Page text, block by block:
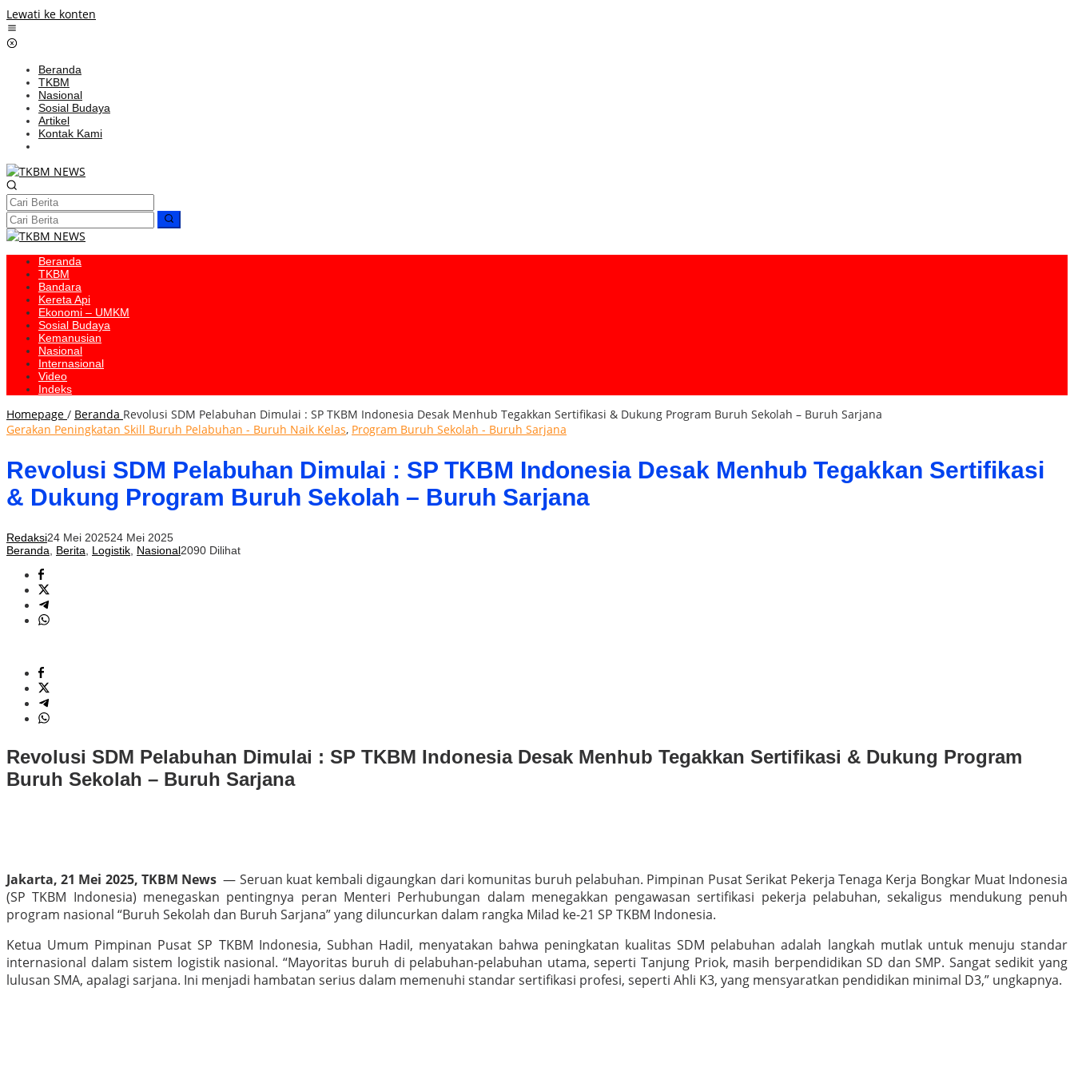
Lewati ke konten
Beranda
TKBM
Nasional
Sosial Budaya
Artikel
Kontak Kami
Beranda
TKBM
Bandara
Kereta Api
Ekonomi – UMKM
Sosial Budaya
Kemanusian
Nasional
Internasional
Video
Indeks
Homepage / Beranda Revolusi SDM Pelabuhan Dimulai : SP TKBM Indonesia Desak Menhub Tegakkan Sertifikasi & Dukung Program Buruh Sekolah – Buruh Sarjana
Gerakan Peningkatan Skill Buruh Pelabuhan - Buruh Naik Kelas, Program Buruh Sekolah - Buruh Sarjana
Revolusi SDM Pelabuhan Dimulai : SP TKBM Indonesia Desak Menhub Tegakkan Sertifikasi
& Dukung Program Buruh Sekolah – Buruh Sarjana
Redaksi24 Mei 202524 Mei 2025
Beranda
Berita Logistik Nasional2090 Dilihat
Revolusi SDM Pelabuhan Dimulai : SP TKBM Indonesia Desak Menhub Tegakkan Sertifikasi & Dukung Program
Buruh Sekolah – Buruh Sarjana
Jakarta, 21 Mei 2025, TKBM News — Seruan kuat kembali digaungkan dari komunitas buruh pelabuhan. Pimpinan Pusat Serikat Pekerja Tenaga Kerja Bongkar Muat Indonesia
(SP TKBM Indonesia) menegaskan pentingnya peran Menteri Perhubungan dalam menegakkan pengawasan sertifikasi pekerja pelabuhan, sekaligus mendukung penuh
program nasional “Buruh Sekolah dan Buruh Sarjana” yang diluncurkan dalam rangka Milad ke-21 SP TKBM Indonesia.
Ketua Umum Pimpinan Pusat SP TKBM Indonesia, Subhan Hadil, menyatakan bahwa peningkatan kualitas SDM pelabuhan adalah langkah mutlak untuk menuju standar
internasional dalam sistem logistik nasional. “Mayoritas buruh di pelabuhan-pelabuhan utama, seperti Tanjung Priok, masih berpendidikan SD dan SMP. Sangat sedikit yang
lulusan SMA, apalagi sarjana. Ini menjadi hambatan serius dalam memenuhi standar sertifikasi profesi, seperti Ahli K3, yang mensyaratkan pendidikan minimal D3,” ungkapnya.